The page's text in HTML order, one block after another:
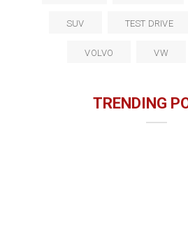
SUV TEST DRIVE
VOLVO VW
TRENDING